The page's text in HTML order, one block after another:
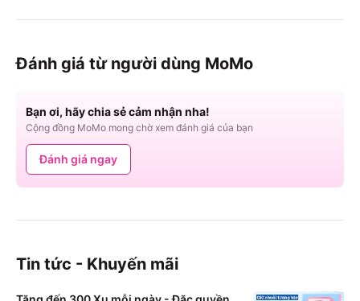
Đánh giá từ người dùng MoMo
Bạn ơi, hãy chia sẻ cảm nhận nha!
Cộng đồng MoMo mong chờ xem đánh giá của bạn
Đánh giá ngay
Tin tức - Khuyến mãi